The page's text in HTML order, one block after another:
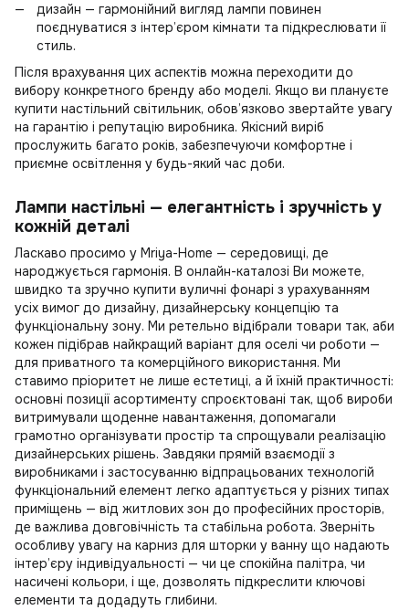
дизайн — гармонійний вигляд лампи повинен
поєднуватися з інтер’єром кімнати та підкреслювати її
стиль.
Після врахування цих аспектів можна переходити до
вибору конкретного бренду або моделі. Якщо ви плануєте
купити настільний світильник, обов’язково звертайте увагу
на гарантію і репутацію виробника. Якісний виріб
прослужить багато років, забезпечуючи комфортне і
приємне освітлення у будь-який час доби.
Лампи настільні — елегантність і зручність у
кожній деталі
Ласкаво просимо у Mriya-Home — середовищі, де
народжується гармонія. В онлайн-каталозі Ви можете,
швидко та зручно купити вуличні фонарі з урахуванням
усіх вимог до дизайну, дизайнерську концепцію та
функціональну зону. Ми ретельно відібрали товари так, аби
кожен підібрав найкращий варіант для оселі чи роботи —
для приватного та комерційного використання. Ми
ставимо пріоритет не лише естетиці, а й їхній практичності:
основні позиції асортименту спроєктовані так, щоб вироби
витримували щоденне навантаження, допомагали
грамотно організувати простір та спрощували реалізацію
дизайнерських рішень. Завдяки прямій взаємодії з
виробниками і застосуванню відпрацьованих технологій
функціональний елемент легко адаптується у різних типах
приміщень — від житлових зон до професійних просторів,
де важлива довговічність та стабільна робота. Зверніть
особливу увагу на карниз для шторки у ванну що надають
інтер’єру індивідуальності — чи це спокійна палітра, чи
насичені кольори, і ще, дозволять підкреслити ключові
елементи та додадуть глибини.